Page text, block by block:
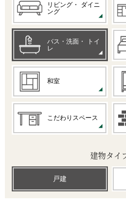
リビング・
ダイニ
ング
バス・洗面・
トイ
レ
和室
こだわりスペース
建物タイ
戸建